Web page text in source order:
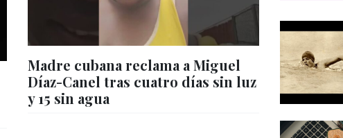
Madre cubana reclama a Miguel
Díaz-Canel tras cuatro días sin luz
y 15 sin agua